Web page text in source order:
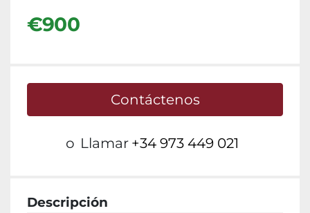
€900
Contáctenos
o Llamar +34 973 449 021
Descripción